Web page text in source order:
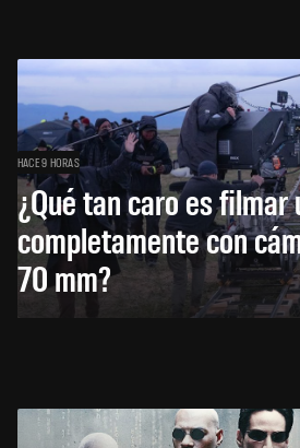
HACE 9 HORAS
¿Qué tan caro es filmar
completamente con
70 mm?